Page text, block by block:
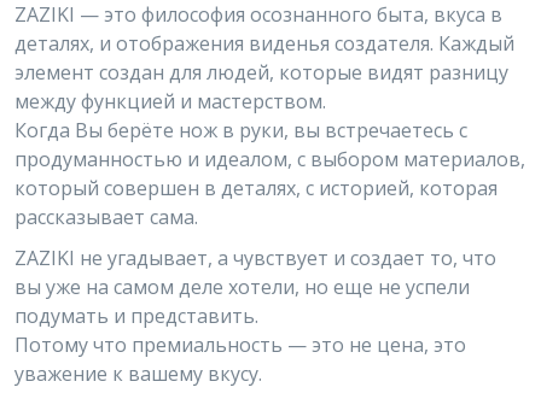
ZAZIKI — это философия осознанного быта, вкуса в
деталях, и отображения виденья создателя. Каждый
элемент создан для людей, которые видят разницу
между функцией и мастерством.
Когда Вы берёте нож в руки, вы встречаетесь c
продуманностью и идеалом, с выбором материалов,
который совершен в деталях, с историей, которая
рассказывает сама.
ZAZIKI не угадывает, а чувствует и создает то, что
вы уже на самом деле хотели, но еще не успели
подумать и представить.
Потому что премиальность — это не цена, это
уважение к вашему вкусу.